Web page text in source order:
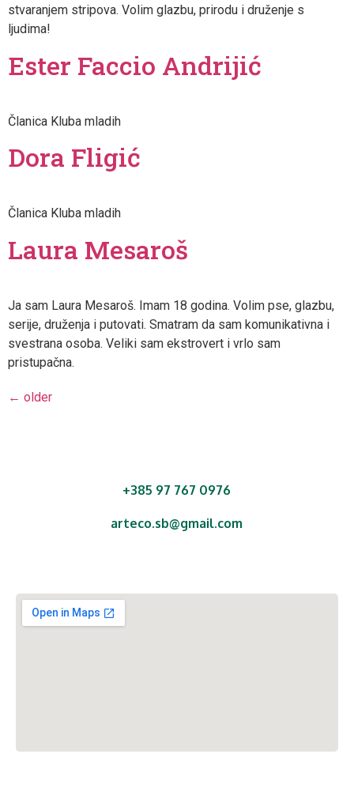
stvaranjem stripova. Volim glazbu, prirodu i druženje s
ljudima!
Ester Faccio Andrijić
Članica Kluba mladih
Dora Fligić
Članica Kluba mladih
Laura Mesaroš
Ja sam Laura Mesaroš. Imam 18 godina. Volim pse, glazbu,
serije, druženja i putovati. Smatram da sam komunikativna i
svestrana osoba. Veliki sam ekstrovert i vrlo sam
pristupačna.
← older
+385 97 767 0976
arteco.sb@gmail.com